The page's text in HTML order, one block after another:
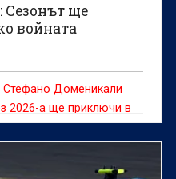
ще
войната
Стефано Доменикали
2026-a ще приключи в
изток направи
състезанията в